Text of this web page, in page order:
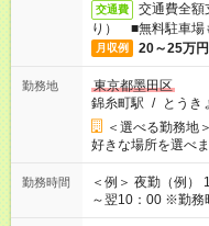
交通費
交通費全
り） ■無料駐車場
月収例 20～25万円
勤務地
東京都墨田区
錦糸町駅 / とうき
＜選べる勤務
好きな場所を選べま
勤務時間
＜例＞ 夜勤（例
～翌10：00 ※勤務時間
みたい」 「しっか